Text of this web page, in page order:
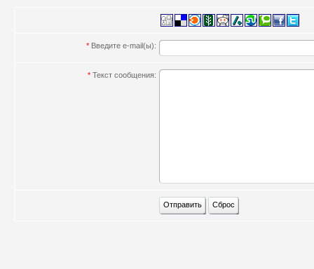
* Введите e-mail(ы):
* Текст сообщения: